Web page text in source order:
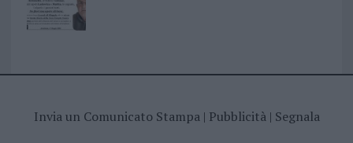
Invia un Comunicato Stampa| Pubblicità| Segnala